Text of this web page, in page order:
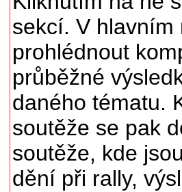
sekcí. V hlavním
prohlédnout
průběžné
daného tématu.
soutěže se pak
soutěže, kde
dění při rally,